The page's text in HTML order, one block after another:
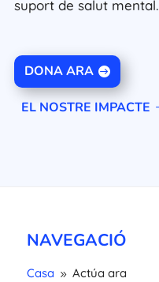
suport de salut mental.
DONA ARA
EL NOSTRE IMPACTE
NAVEGACIÓ
Casa 9 Actúa ara